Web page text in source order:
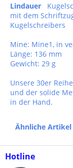
Lindauer
mit dem
Kugelschreibers
Mine: Mine1, in
Länge: 136 mm
Gewicht: 29 g
Unsere 30er
und der solide
in der Hand.
Ähnliche Artikel
Hotline